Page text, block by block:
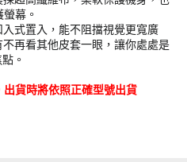
螢幕。
式置入，能不阻擋視覺更寬廣
再看其他皮套一眼，讓你處處是
。
貨時將依照正確型號出貨